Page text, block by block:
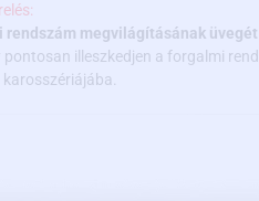
rendszám megvilágításának
illeszkedjen a forgalmi